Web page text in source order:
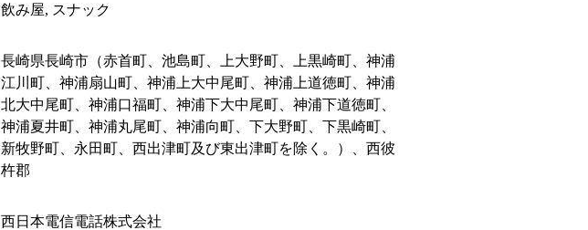
飲み屋, スナック
長崎県長崎市（赤首町、池島町、上大野町、上黒崎町、神浦
江川町、神浦扇山町、神浦上大中尾町、神浦上道徳町、神浦
北大中尾町、神浦口福町、神浦下大中尾町、神浦下道徳町、
神浦夏井町、神浦丸尾町、神浦向町、下大野町、下黒崎町、
新牧野町、永田町、西出津町及び東出津町を除く。）、西彼
杵郡
西日本電信電話株式会社